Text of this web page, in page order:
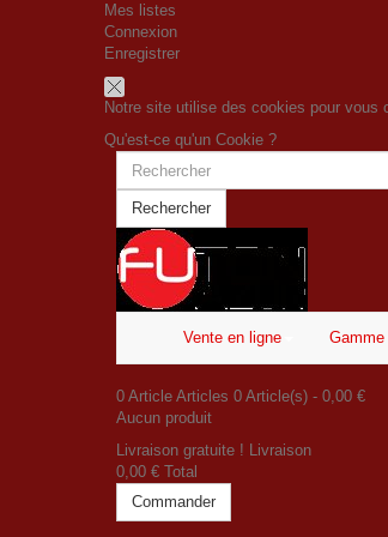
Mes listes
Connexion
Enregistrer
Notre site utilise des cookies pour
Qu'est-ce qu'un Cookie ?
Rechercher
Vente en ligne
0 Article Articles 0 Article(s) - 0,00 €
Aucun produit
Livraison gratuite ! Livraison
0,00 € Total
Commander